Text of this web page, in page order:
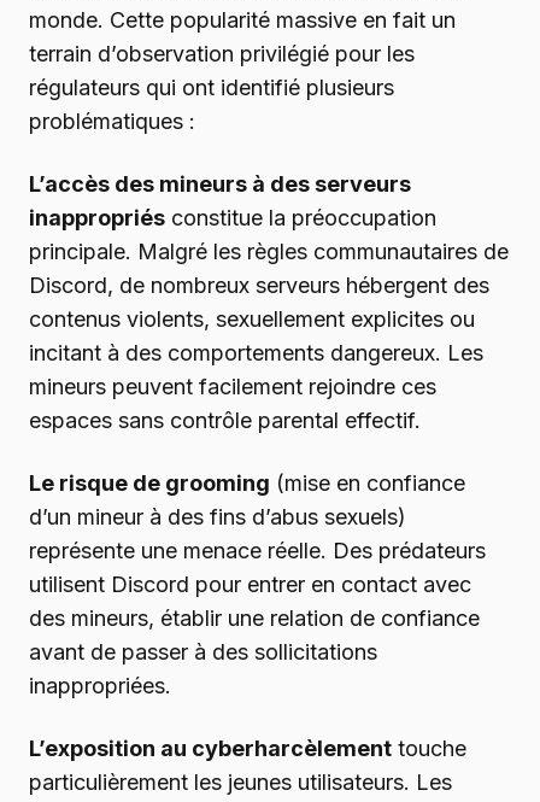
monde. Cette popularité massive en fait un
terrain d’observation privilégié pour les
régulateurs qui ont identifié plusieurs
problématiques :
L’accès des mineurs à des serveurs
inappropriés constitue la préoccupation
principale. Malgré les règles communautaires de
Discord, de nombreux serveurs hébergent des
contenus violents, sexuellement explicites ou
incitant à des comportements dangereux. Les
mineurs peuvent facilement rejoindre ces
espaces sans contrôle parental effectif.
Le risque de grooming (mise en confiance
d’un mineur à des fins d’abus sexuels)
représente une menace réelle. Des prédateurs
utilisent Discord pour entrer en contact avec
des mineurs, établir une relation de confiance
avant de passer à des sollicitations
inappropriées.
L’exposition au cyberharcèlement touche
particulièrement les jeunes utilisateurs. Les